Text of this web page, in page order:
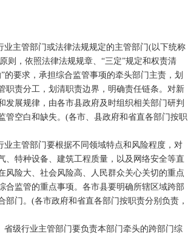
主管部门或法律法规规定的主管部门(以下统称
则，依照法律法规规章、“三定”规定和权责清
要求，承担综合监管事项的牵头部门主责，划
职责分工，划清职责边界，明确责任链条。对新
发展规律，由各市县政府及时组织相关部门研判
管空白和缺失。(各市、县政府和省直各部门按职
主管部门要根据不同领域特点和风险程度，对
、特种设备、建筑工程质量，以及网络安全等直
风险大、社会风险高、人民群众关心关切的重点
合监管的重点事项。各市县要明确所辖区域跨部
门。(各市政府和省直各部门按职责分别负责，
级行业主管部门要负责本部门牵头的跨部门综